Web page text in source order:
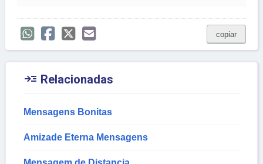
copiar
 Relacionadas
Mensagens Bonitas
Amizade Eterna Mensagens